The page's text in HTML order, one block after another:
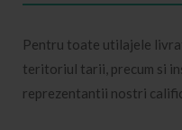
Pentru toate utilajele
teritoriul tarii, precum si
reprezentantii nostri